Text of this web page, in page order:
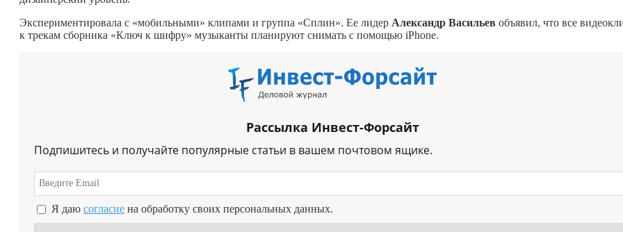
Экспериментировала с «мобильными» клипами и группа «Сплин». Ее лидер Александр Васильев объявил, что все
к трекам сборника «Ключ к шифру» музыканты планируют снимать с помощью iPhone.
Рассылка Инвест-Форсайт
Подпишитесь и получайте популярные статьи в вашем почтовом ящике.
Я даю согласие на обработку своих персональных данных.